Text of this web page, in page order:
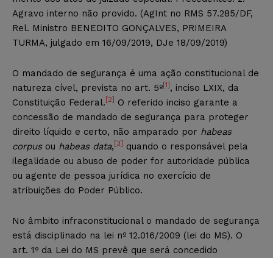
Agravo interno não provido. (AgInt no RMS 57.285/DF,
Rel. Ministro BENEDITO GONÇALVES, PRIMEIRA
TURMA, julgado em 16/09/2019, DJe 18/09/2019)
O mandado de segurança é uma ação constitucional de
natureza cível, prevista no art. 5º[1] , inciso LXIX, da
Constituição Federal. [2]
O referido inciso garante a
concessão de mandado de segurança para proteger
direito líquido e certo, não amparado por habeas
corpus ou habeas data, [3]
quando o responsável pela
ilegalidade ou abuso de poder for autoridade pública
ou agente de pessoa jurídica no exercício de
atribuições do Poder Público.
No âmbito infraconstitucional o mandado de segurança
está disciplinado na lei nº 12.016/2009 (lei do MS). O
art. 1º da Lei do MS prevê que será concedido